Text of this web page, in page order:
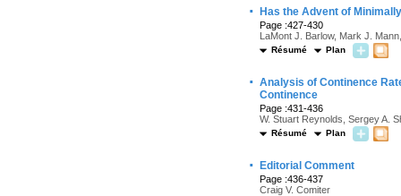
· Has the Advent of
Page :427-430
LaMont J. Barlow, Mark J.
Résumé Plan
· Analysis of Continence
Continence
Page :431-436
W. Stuart Reynolds, Sergey A.
Résumé Plan
· Editorial Comment
Page :436-437
Craig V. Comiter